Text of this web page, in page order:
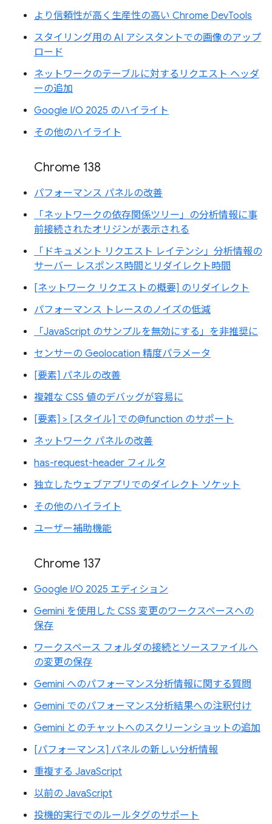
より信頼性が高く生産性の高い Chrome DevTools
スタイリング用の AI アシスタントでの画像のアップ
ロード
ネットワークのテーブルに対するリクエスト ヘッダ
ーの追加
Google I/O 2025 のハイライト
その他のハイライト
Chrome 138
パフォーマンス パネルの改善
「ネットワークの依存関係ツリー」の分析情報に事
前接続されたオリジンが表示される
「ドキュメント リクエスト レイテンシ」分析情報の
サーバー レスポンス時間とリダイレクト時間
[ネットワーク リクエストの概要] のリダイレクト
パフォーマンス トレースのノイズの低減
「JavaScript のサンプルを無効にする」を非推奨に
センサーの Geolocation 精度パラメータ
[要素] パネルの改善
複雑な CSS 値のデバッグが容易に
[要素] > [スタイル] での@function のサポート
ネットワーク パネルの改善
has-request-header フィルタ
独立したウェブアプリでのダイレクト ソケット
その他のハイライト
ユーザー補助機能
Chrome 137
Google I/O 2025 エディション
Gemini を使用した CSS 変更のワークスペースへの
保存
ワークスペース フォルダの接続とソースファイルへ
の変更の保存
Gemini へのパフォーマンス分析情報に関する質問
Gemini でのパフォーマンス分析結果への注釈付け
Gemini とのチャットへのスクリーンショットの追加
[パフォーマンス] パネルの新しい分析情報
重複する JavaScript
以前の JavaScript
投機的実行でのルールタグのサポート